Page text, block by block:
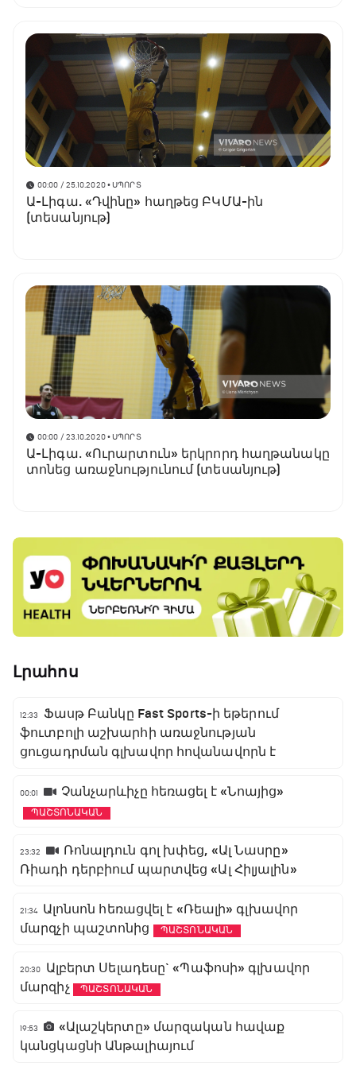
00:00 / 25.10.2020• ՍՊՈՐՏ
Ա-Լիգա. «Դվինը» հաղթեց ԲԿՄԱ-ին
(տեսանյութ)
00:00 / 23.10.2020• ՍՊՈՐՏ
Ա-Լիգա․ «Ուրարտուն» երկրորդ հաղթանակը
տոնեց առաջնությունում (տեսանյութ)
Լրահոս
12:33
Ֆասթ Բանկը Fast Sports-ի եթերում
ֆուտբոլի աշխարհի առաջնության
ցուցադրման գլխավոր հովանավորն է
00:01 Չանչարևիչը հեռացել է «Նոայից»
ՊԱՇՏՈՆԱԿԱՆ
23:32
Ռոնալդուն գոլ խփեց, «Ալ Նասրը»
Ռիադի դերբիում պարտվեց «Ալ Հիլյալին»
21:34 Ալոնսոն հեռացվել է «Ռեալի» գլխավոր
մարզչի պաշտոնից
ՊԱՇՏՈՆԱԿԱՆ
20:30
Ալբերտ Սելադեսը` «Պաֆոսի» գլխավոր
մարզիչ
ՊԱՇՏՈՆԱԿԱՆ
19:53
«Ալաշկերտը» մարզական հավաք
կանցկացնի Անթալիայում